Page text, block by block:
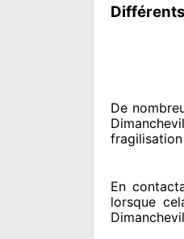
De
En
lorsque